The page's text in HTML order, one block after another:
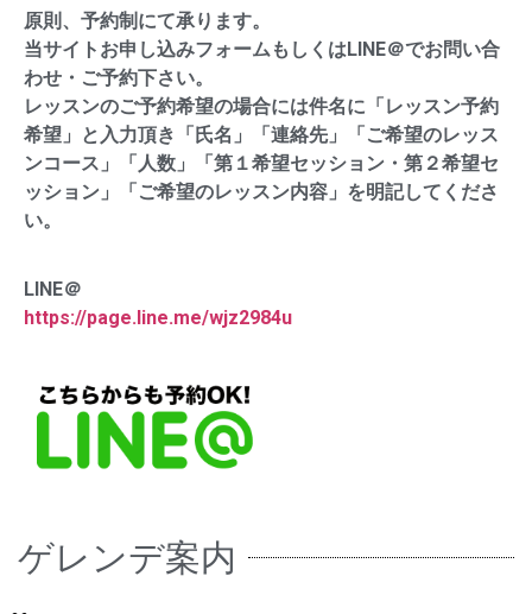
原則、予約制にて承ります。
当サイトお申し込みフォームもしくはLINE＠でお問い合
わせ・ご予約下さい。
レッスンのご予約希望の場合には件名に「レッスン予約
希望」と入力頂き「氏名」「連絡先」「ご希望のレッス
ンコース」「人数」「第１希望セッション・第２希望セ
ッション」「ご希望のレッスン内容」を明記してくださ
い。
LINE＠
https://page.line.me/wjz2984u
ゲレンデ案内